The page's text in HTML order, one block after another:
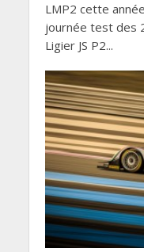
LMP2 cette
journée test des
Ligier JS P2...